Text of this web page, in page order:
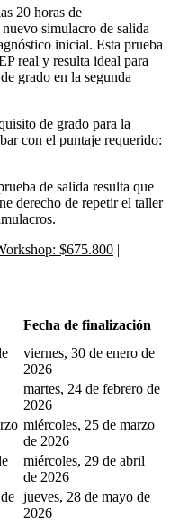
20 horas de
simulacro de salida
inicial. Esta prueba
real y resulta ideal para
grado en la segunda
de grado para la
con el puntaje requerido:
de salida resulta que
derecho de repetir el taller
$675.800 |
Fecha de finalización
viernes, 30 de enero de
2026
martes, 24 de febrero de
2026
miércoles, 25 de marzo
de 2026
miércoles, 29 de abril
de 2026
jueves, 28 de mayo de
2026